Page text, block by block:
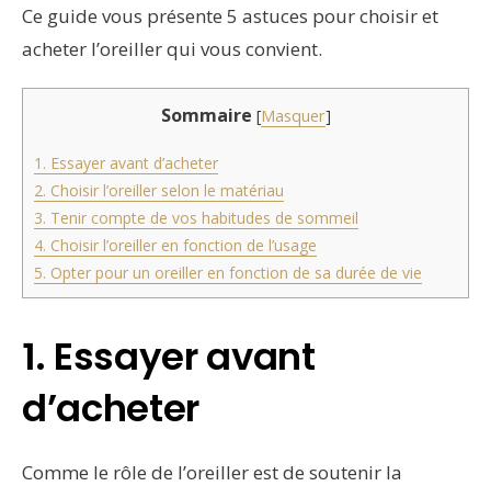
Ce guide vous présente 5 astuces pour choisir et
acheter l’oreiller qui vous convient.
Sommaire [Masquer]
1. Essayer avant d’acheter
2. Choisir l’oreiller selon le matériau
3. Tenir compte de vos habitudes de sommeil
4. Choisir l’oreiller en fonction de l’usage
5. Opter pour un oreiller en fonction de sa durée de vie
1. Essayer avant
d’acheter
Comme le rôle de l’oreiller est de soutenir la